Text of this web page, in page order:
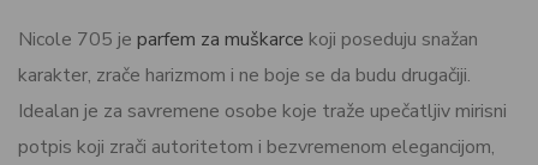
Nicole 705 je parfem za muškarce koji poseduju snažan
karakter, zrače harizmom i ne boje se da budu drugačiji.
Idealan je za savremene osobe koje traže upečatljiv mirisni
potpis koji zrači autoritetom i bezvremenom elegancijom,